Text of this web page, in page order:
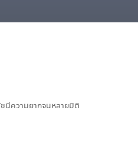
นีความยากจนหลายมิติ